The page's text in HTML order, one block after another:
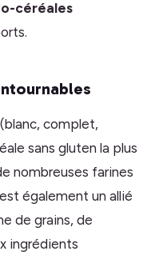
céréales
complet,
sans gluten la plus
nombreuses farines
est également un allié
de grains, de
ingrédients